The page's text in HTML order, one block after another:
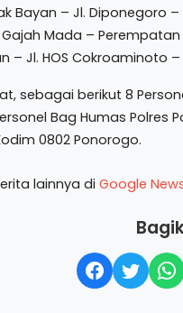
Bayan – Jl. Diponegoro –
Mada –
– Jl. HOS Cokroaminoto
sebagai berikut 8
Bag Humas Polres
0802 Ponorogo.
lainnya di Google